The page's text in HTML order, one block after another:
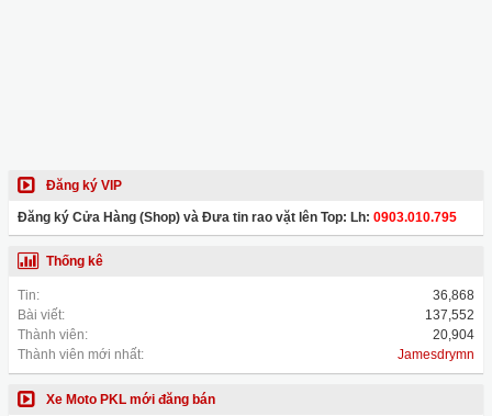
Đăng ký VIP
Đăng ký Cửa Hàng (Shop) và Đưa tin rao vặt lên Top: Lh: 0903.010.795
Thống kê
Tin:
36,868
Bài viết:
137,552
Thành viên:
20,904
Thành viên mới nhất:
Jamesdrymn
Xe Moto PKL mới đăng bán